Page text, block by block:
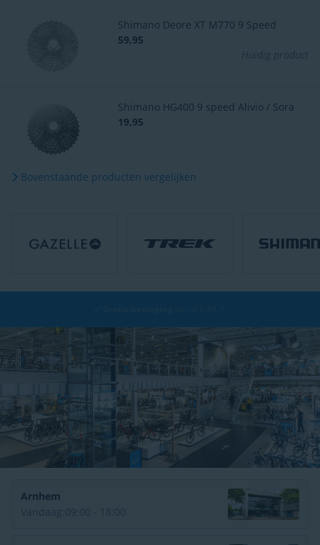
Shimano Deore XT M770 9 Speed
59,95
Huidig product
Shimano HG400 9 speed Alivio / Sora
19,95
Bovenstaande producten vergelijken
Arnhem